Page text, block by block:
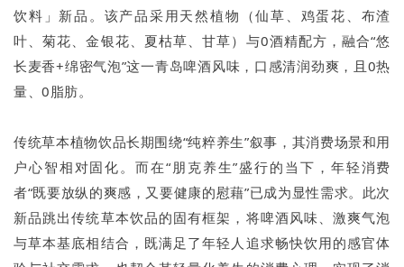
饮料」新品。该产品采用天然植物（仙草、鸡蛋花、布渣
叶、菊花、金银花、夏枯草、甘草）与0酒精配方，融合“悠
长麦香+绵密气泡”这一青岛啤酒风味，口感清润劲爽，且0热
量、0脂肪。
传统草本植物饮品长期围绕“纯粹养生”叙事，其消费场景和用
户心智相对固化。而在“朋克养生”盛行的当下，年轻消费
者“既要放纵的爽感，又要健康的慰藉”已成为显性需求。此次
新品跳出传统草本饮品的固有框架，将啤酒风味、激爽气泡
与草本基底相结合，既满足了年轻人追求畅快饮用的感官体